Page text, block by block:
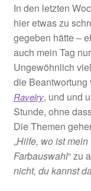
In den letzten
hier etwas zu
gegeben hätte –
auch mein Tag
Ungewöhnlich
die Beantwortung
Ravelry, und und
Stunde, ohne
Die Themen
„Hilfe, wo ist mein
Farbauswahl“ zu
nicht, du kannst